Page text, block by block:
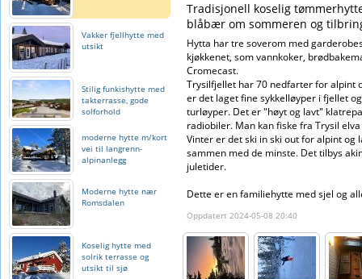
Vakker fjellhytte med
utsikt
Stilig funkishytte med
takterrasse, gode
solforhold
moderne hytte m/kort
vei til langrenn-
alpinanlegg
Moderne hytte nær
Romsdalen
Koselig hytte med
solrik terrasse og
utsikt til sjø
Tradisjonell koselig
blåbær om sommeren og
Hytta har tre soverom med
kjøkkenet, som vannkoker,
Cromecast.
Trysilfjellet har 70 nedfarter for alpint
er det laget fine sykkelløyper i fjellet
turløyper. Det er "høyt og lavt"
radiobiler. Man kan fiske fra Trysil
Vinter er det ski in ski out for alpint og
sammen med de minste. Det tilbys
juletider.
Dette er en familiehytte med sjel og
Oppdatert 2024-05-08 20:40